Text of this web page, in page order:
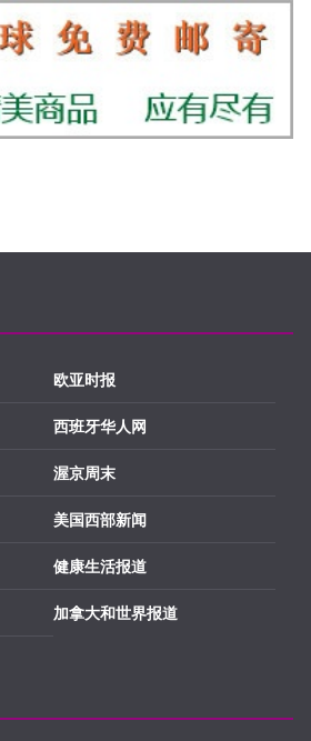
欧亚时报
西班牙华人网
渥京周末
美国西部新闻
健康生活报道
加拿大和世界报道